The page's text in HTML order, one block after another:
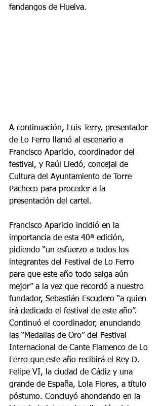
fandangos de Huelva.
A continuación, Luis Terry, presentador
de Lo Ferro llamó al escenario a
Francisco Aparicio, coordinador del
festival, y Raúl Lledó, concejal de
Cultura del Ayuntamiento de Torre
Pacheco para proceder a la
presentación del cartel.
Francisco Aparicio incidió en la
importancia de esta 40ª edición,
pidiendo “un esfuerzo a todos los
integrantes del Festival de Lo Ferro
para que este año todo salga aún
mejor” a la vez que recordó a nuestro
fundador, Sebastián Escudero “a quien
irá dedicado el festival de este año”.
Continuó el coordinador, anunciando
las “Medallas de Oro” del Festival
Internacional de Cante Flamenco de Lo
Ferro que este año recibirá el Rey D.
Felipe VI, la ciudad de Cádiz y una
grande de España, Lola Flores, a título
póstumo. Concluyó ahondando en la